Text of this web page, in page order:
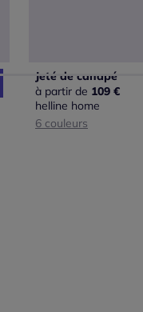
Jeté de canapé
à partir de 109 €
helline home
6 couleurs